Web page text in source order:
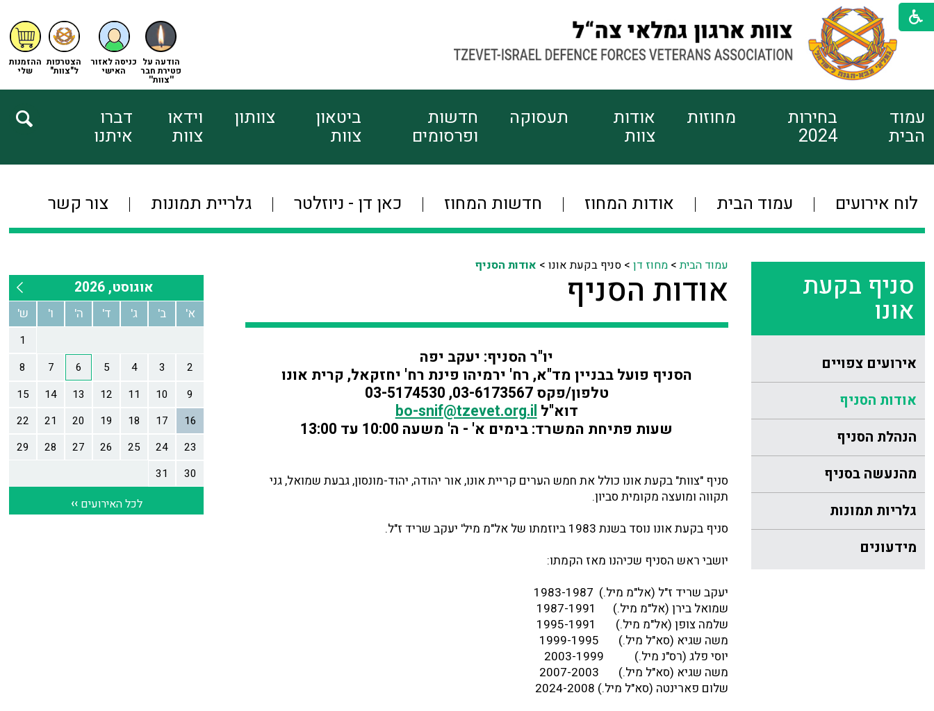
ההזמנות
שלי
הצטרפות
ל"צוות"
כניסה לאזור
האישי
הודעה על
פטירת חבר
''צוות''
עמוד
הבית
בחירות
2024
מחוזות אודות
צוות
תעסוקה חדשות
ופרסומים
ביטאון
צוות
צוותון וידאו
צוות
דברו
איתנו
לוח אירועים עמוד הבית אודות המחוז חדשות המחוז כאן דן - ניוזלטר גלריית תמונות צור קשר
סניף בקעת
אונו
אירועים צפויים
אודות הסניף
הנהלת הסניף
מהנעשה בסניף
גלריות תמונות
מידעונים
עמוד הבית>מחוז דן >סניף בקעת אונו > אודות הסניף
אודות הסניף
יו"ר הסניף: יעקב יפה
הסניף פועל בבניין מד"א, רח' ירמיהו פינת רח' יחזקאל, קרית אונו
טלפון/פקס 03-6173567, 03-5174530
דוא"ל bo-snif@tzevet.org.il
שעות פתיחת המשרד: בימים א' - ה' משעה 10:00 עד 13:00
סניף "צוות" בקעת אונו כולל את חמש הערים קריית אונו, אור יהודה, יהוד-מונסון, גבעת שמואל, גני
תקווה ומועצה מקומית סביון.
סניף בקעת אונו נוסד בשנת 1983 ביוזמתו של אל"מ מיל' יעקב שריד ז"ל.
יושבי ראש הסניף שכיהנו מאז הקמתו:
יעקב שריד ז"ל (אל"מ מיל.) 1983-1987
שמואל בירן (אל"מ מיל.)
1987-1991
שלמה צופן (אל"מ מיל.)
1995-1991
משה שגיא (סא"ל מיל.)
1999-1995
יוסי פלג (רס"נ מיל.)
2003-1999
משה שגיא (סא"ל מיל.)
2007-2003
שלום פארינטה (סא"ל מיל.) 2024-2008